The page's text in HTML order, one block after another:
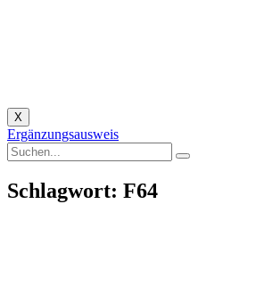
X
Ergänzungsausweis
Schlagwort: F64